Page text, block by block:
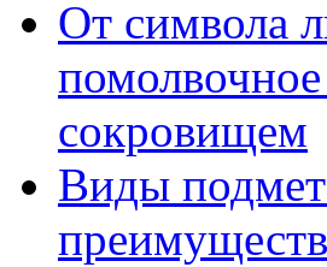
От символа
сокровищем
Виды